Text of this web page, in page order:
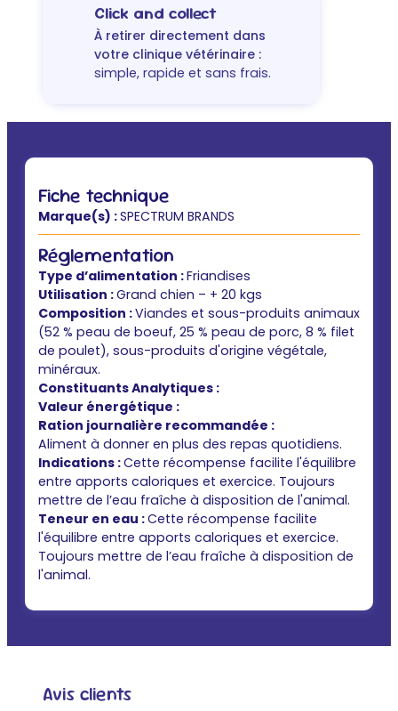
Click and collect
À retirer directement dans
votre clinique vétérinaire :
simple, rapide et sans frais.
Fiche technique
Marque(s) :SPECTRUM BRANDS
Réglementation
Type d’alimentation :Friandises
Utilisation :Grand chien – + 20 kgs
Composition :Viandes et sous-produits animaux
(52 % peau de boeuf, 25 % peau de porc, 8 % filet
de poulet), sous-produits d'origine végétale,
minéraux.
Constituants Analytiques :
Valeur énergétique :
Ration journalière recommandée :
Aliment à donner en plus des repas quotidiens.
Indications :Cette récompense facilite l'équilibre
entre apports caloriques et exercice. Toujours
mettre de l’eau fraîche à disposition de l'animal.
Teneur en eau :Cette récompense facilite
l'équilibre entre apports caloriques et exercice.
Toujours mettre de l’eau fraîche à disposition de
l'animal.
Avis clients